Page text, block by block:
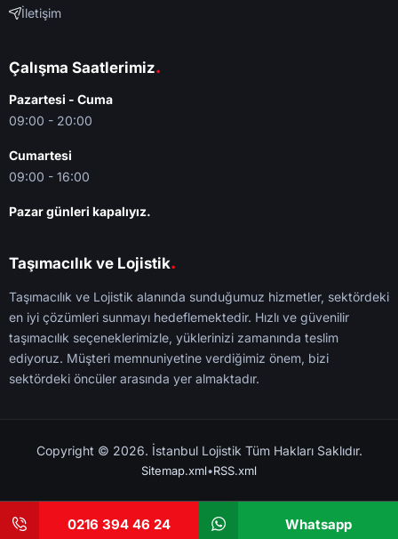
İletişim
Çalışma Saatlerimiz.
Pazartesi - Cuma
09:00 - 20:00
Cumartesi
09:00 - 16:00
Pazar günleri kapalıyız.
Taşımacılık ve Lojistik.
Taşımacılık ve Lojistik alanında sunduğumuz hizmetler, sektördeki
en iyi çözümleri sunmayı hedeflemektedir. Hızlı ve güvenilir
taşımacılık seçeneklerimizle, yüklerinizi zamanında teslim
ediyoruz. Müşteri memnuniyetine verdiğimiz önem, bizi
sektördeki öncüler arasında yer almaktadır.
Copyright © 2026. İstanbul Lojistik Tüm Hakları Saklıdır.
Sitemap.xml•RSS.xml
0216 394 46 24 Whatsapp